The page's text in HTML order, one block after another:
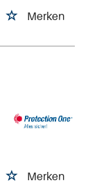
Merken
Merken